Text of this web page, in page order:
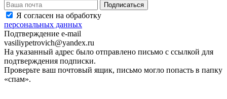
Я согласен на обработку
персональных данных
Подтверждение e-mail
vasiliypetrovich@yandex.ru
На указанный адрес было отправлено письмо с ссылкой для
подтверждения подписки.
Проверьте ваш почтовый ящик, письмо могло попасть в папку
«спам».